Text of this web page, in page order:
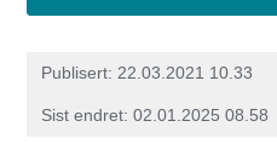
Publisert 22.03.2021 10.33
Sist endret 02.01.2025 08.58